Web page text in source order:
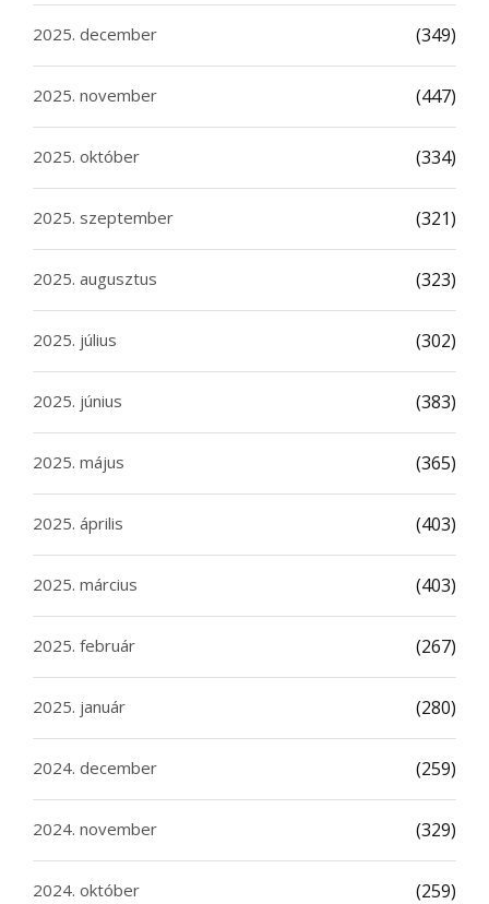
2025. december (349)
2025. november (447)
2025. október (334)
2025. szeptember (321)
2025. augusztus (323)
2025. július (302)
2025. június (383)
2025. május (365)
2025. április (403)
2025. március (403)
2025. február (267)
2025. január (280)
2024. december (259)
2024. november (329)
2024. október (259)